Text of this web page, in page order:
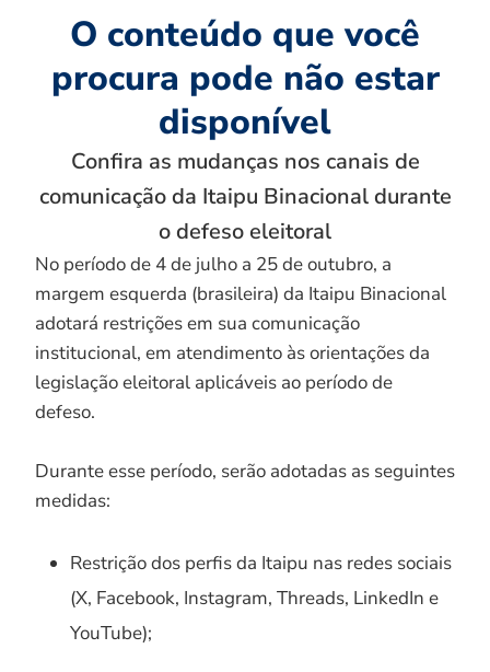
O conteúdo que você
procura pode não estar
disponível
Confira as mudanças nos canais de
comunicação da Itaipu Binacional durante
o defeso eleitoral
No período de 4 de julho a 25 de outubro, a
margem esquerda (brasileira) da Itaipu Binacional
adotará restrições em sua comunicação
institucional, em atendimento às orientações da
legislação eleitoral aplicáveis ao período de
defeso.
Durante esse período, serão adotadas as seguintes
medidas:
Restrição dos perfis da Itaipu nas redes sociais
(X, Facebook, Instagram, Threads, LinkedIn e
YouTube);